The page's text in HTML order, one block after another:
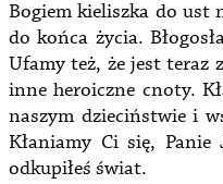
Bogiem kieliszka do ust
do końca życia.
Ufamy też, że jest teraz
inne heroiczne cnoty.
naszym dzieciństwie i
Kłaniamy Ci się,
odkupiłeś świat.